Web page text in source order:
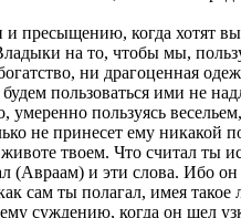
пресыщению, когда хотят
на то, чтобы мы,
ни драгоценная
пользоваться ими не
пользуясь
не принесет ему
твоем. Что считал ты
(Авраам) и эти слова. Ибо
сам ты полагал, имея
суждению, когда он шел